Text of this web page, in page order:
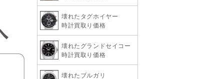
壊れたタグホイヤー
時計買取り価格
壊れたグランドセイコー
時計買取り価格
壊れたブルガリ